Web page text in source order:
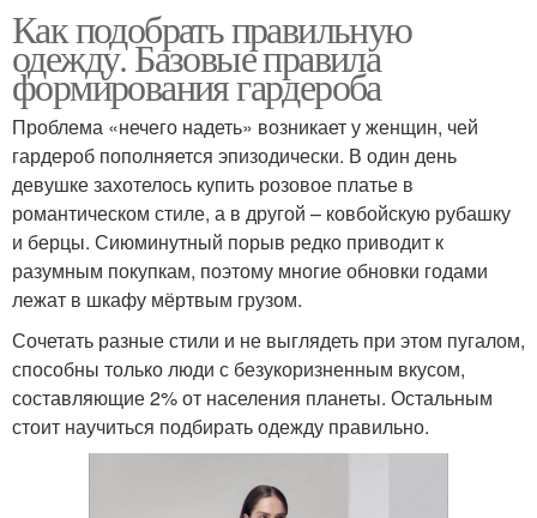
Как подобрать правильную
одежду. Базовые правила
формирования гардероба
Проблема «нечего надеть» возникает у женщин, чей
гардероб пополняется эпизодически. В один день
девушке захотелось купить розовое платье в
романтическом стиле, а в другой – ковбойскую рубашку
и берцы. Сиюминутный порыв редко приводит к
разумным покупкам, поэтому многие обновки годами
лежат в шкафу мёртвым грузом.
Сочетать разные стили и не выглядеть при этом пугалом,
способны только люди с безукоризненным вкусом,
составляющие 2% от населения планеты. Остальным
стоит научиться подбирать одежду правильно.